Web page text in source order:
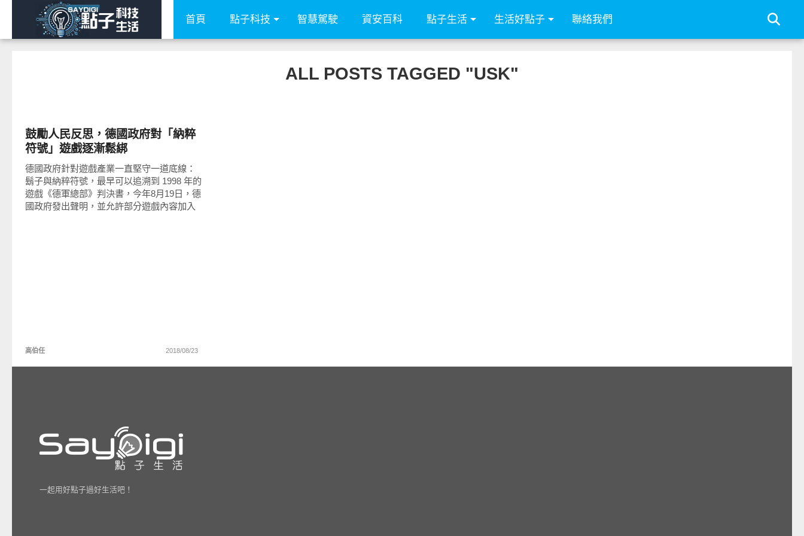
首頁 點子科技 智慧駕駛 資安百科 點子生活 生活好點子 聯絡我們
ALL POSTS TAGGED "USK"
鼓勵人民反思，德國政府對「納粹
符號」遊戲逐漸鬆綁
德國政府針對遊戲產業一直堅守一道底線：
鬍子與納粹符號，最早可以追溯到 1998 年的
遊戲《德軍總部》判決書，今年8月19日，德
國政府發出聲明，並允許部分遊戲內容加入
高伯任 2018/08/23
一起用好點子過好生活吧！